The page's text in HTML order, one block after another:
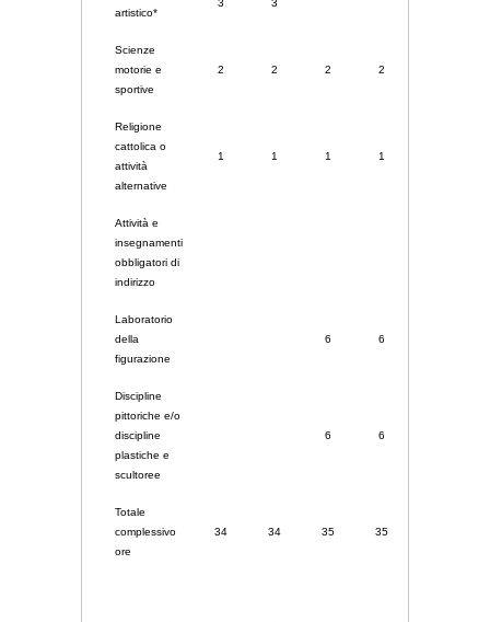
artistico*
Scienze
motorie e
sportive
2 2 2 2
Religione
cattolica o
attività
alternative
1 1 1 1
Attività e
insegnamenti
obbligatori di
indirizzo
Laboratorio
della
figurazione
6 6
Discipline
pittoriche e/o
discipline
plastiche e
scultoree
6 6
Totale
complessivo
ore
34 34 35 35